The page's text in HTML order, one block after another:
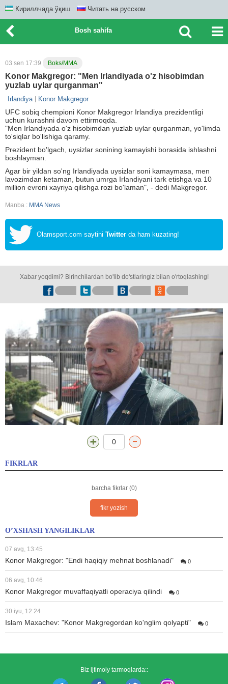
Кириллчада ўқиш Читать на русском
Bosh sahifa
03 sen 17:39 Boks/MMA
Konor Makgregor: "Men Irlandiyada o'z hisobimdan
yuzlab uylar qurganman"
Irlandiya Konor Makgregor
UFC sobiq chempioni Konor Makgregor Irlandiya prezidentligi
uchun kurashni davom ettirmoqda.
"Men Irlandiyada o'z hisobimdan yuzlab uylar qurganman, yo'limda
to'siqlar bo'lishiga qaramy.
Prezident bo'lgach, uysizlar sonining kamayishi borasida ishlashni
boshlayman.
Agar bir yildan so'ng Irlandiyada uysizlar soni kamaymasa, men
lavozimdan ketaman, butun umrga Irlandiyani tark etishga va 10
million evroni xayriya qilishga rozi bo'laman", - dedi Makgregor.
Manba : MMA News
Olamsport.com saytini Twitter da ham kuzating!
Xabar yoqdimi? Birinchilardan bo'lib do'stlaringiz bilan o'rtoqlashing!
0
FIKRLAR
barcha fikrlar (0)
fikr yozish
O’XSHASH YANGILIKLAR
07 avg, 13:45
Konor Makgregor: "Endi haqiqiy mehnat boshlanadi" 0
06 avg, 10:46
Konor Makgregor muvaffaqiyatli operaciya qilindi 0
30 iyu, 12:24
Islam Maxachev: "Konor Makgregordan ko'nglim qolyapti" 0
Biz ijtimoiy tarmoqlarda::